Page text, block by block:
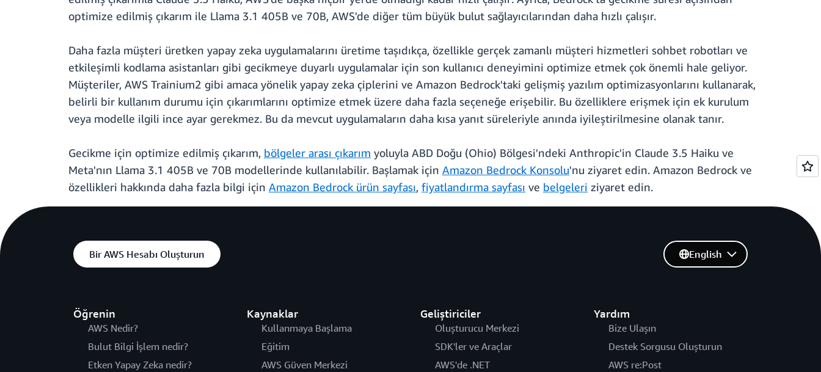
optimize edilmiş çıkarım ile Llama 3.1 405B ve 70B, AWS'de diğer tüm büyük bulut sağlayıcılarından daha hızlı çalışır.
Daha fazla müşteri üretken yapay zeka uygulamalarını üretime taşıdıkça, özellikle gerçek zamanlı müşteri hizmetleri sohbet robotları ve
etkileşimli kodlama asistanları gibi gecikmeye duyarlı uygulamalar için son kullanıcı deneyimini optimize etmek çok önemli hale geliyor.
Müşteriler, AWS Trainium2 gibi amaca yönelik yapay zeka çiplerini ve Amazon Bedrock'taki gelişmiş yazılım optimizasyonlarını kullanarak,
belirli bir kullanım durumu için çıkarımlarını optimize etmek üzere daha fazla seçeneğe erişebilir. Bu özelliklere erişmek için ek kurulum
veya modelle ilgili ince ayar gerekmez. Bu da mevcut uygulamaların daha kısa yanıt süreleriyle anında iyileştirilmesine olanak tanır.
Gecikme için optimize edilmiş çıkarım, bölgeler arası çıkarım yoluyla ABD Doğu (Ohio) Bölgesi'ndeki Anthropic'in Claude 3.5 Haiku ve
Meta'nın Llama 3.1 405B ve 70B modellerinde kullanılabilir. Başlamak için Amazon Bedrock Konsolu'nu ziyaret edin. Amazon Bedrock ve
özellikleri hakkında daha fazla bilgi için Amazon Bedrock ürün sayfası, fiyatlandırma sayfası ve belgeleri ziyaret edin.
Bir AWS Hesabı Oluşturun
Öğrenin
AWS Nedir?
Bulut Bilgi İşlem nedir?
Etken Yapay Zeka nedir?
Kaynaklar
Kullanmaya Başlama
Eğitim
AWS Güven Merkezi
Geliştiriciler
Oluşturucu Merkezi
SDK'ler ve Araçlar
AWS'de .NET
Yardım
Bize Ulaşın
Destek Sorgusu Oluşturun
AWS re:Post
English